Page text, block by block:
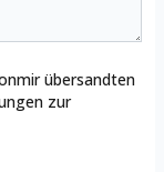
übersandten
zur